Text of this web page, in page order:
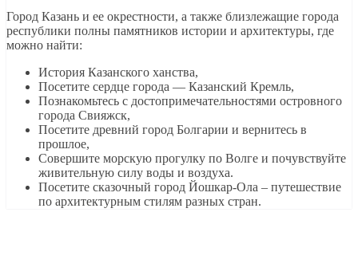
Город Казань и ее окрестности, а также близлежащие города
республики полны памятников истории и архитектуры, где
можно найти:
История Казанского ханства,
Посетите сердце города — Казанский Кремль,
Познакомьтесь с достопримечательностями островного
города Свияжск,
Посетите древний город Болгарии и вернитесь в
прошлое,
Совершите морскую прогулку по Волге и почувствуйте
живительную силу воды и воздуха.
Посетите сказочный город Йошкар-Ола – путешествие
по архитектурным стилям разных стран.